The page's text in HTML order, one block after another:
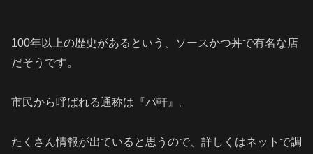
100年以上の歴史があるという、ソースかつ丼で有名な店
だそうです。
市民から呼ばれる通称は『パ軒』。
たくさん情報が出ていると思うので、詳しくはネットで調